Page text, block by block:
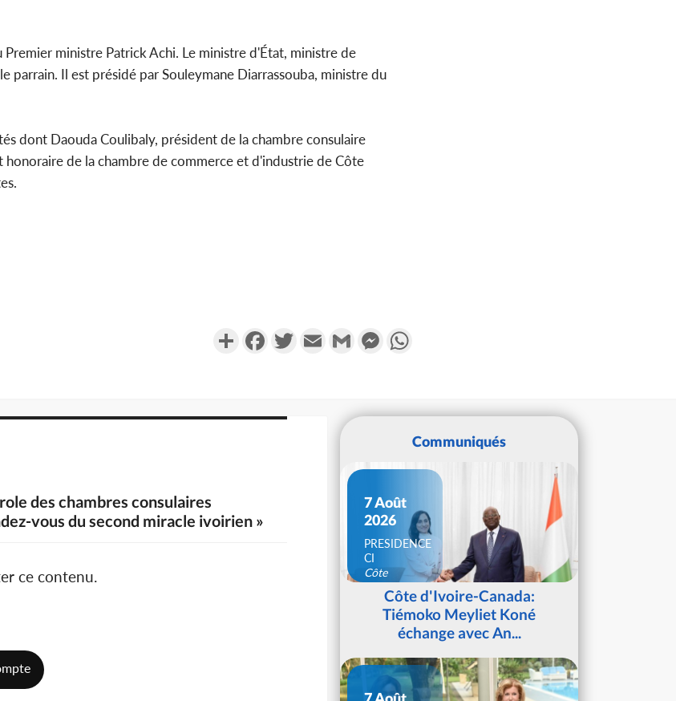
ministre Patrick Achi. Le ministre d'État, ministre de
Il est présidé par Souleymane Diarrassouba, ministre du
dont Daouda Coulibaly, président de la chambre consulaire
de la chambre de commerce et d'industrie de Côte
PartagerFacebookTwitterEmail Gmail Messenger
des chambres consulaires
vous du second miracle ivoirien »
ce contenu.
Communiqués
7 Août
2026
PRESIDENCE
CI
Côte
d'IvoireCôte d'Ivoire-Canada:
Tiémoko Meyliet Koné
échange avec An...